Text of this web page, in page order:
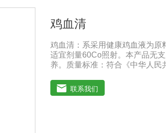
鸡血清
鸡血清：系采用健康鸡血液为
适宜剂量60Co照射。本产品无
养。质量标准：符合《中华人民
（ -20℃→2-8℃→ 室温），可减
联系我们